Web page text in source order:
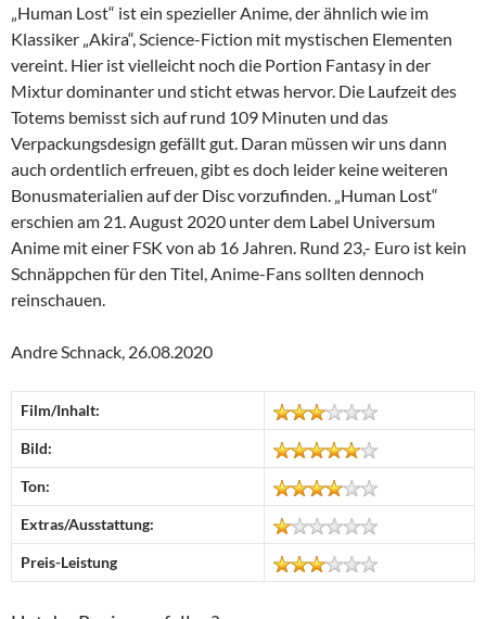
„Human Lost“ ist ein spezieller Anime, der ähnlich wie im
Klassiker „Akira“, Science-Fiction mit mystischen Elementen
vereint. Hier ist vielleicht noch die Portion Fantasy in der
Mixtur dominanter und sticht etwas hervor. Die Laufzeit des
Totems bemisst sich auf rund 109 Minuten und das
Verpackungsdesign gefällt gut. Daran müssen wir uns dann
auch ordentlich erfreuen, gibt es doch leider keine weiteren
Bonusmaterialien auf der Disc vorzufinden. „Human Lost“
erschien am 21. August 2020 unter dem Label Universum
Anime mit einer FSK von ab 16 Jahren. Rund 23,- Euro ist kein
Schnäppchen für den Titel, Anime-Fans sollten dennoch
reinschauen.
Andre Schnack, 26.08.2020
Film/Inhalt:
Bild:
Ton:
Extras/Ausstattung:
Preis-Leistung